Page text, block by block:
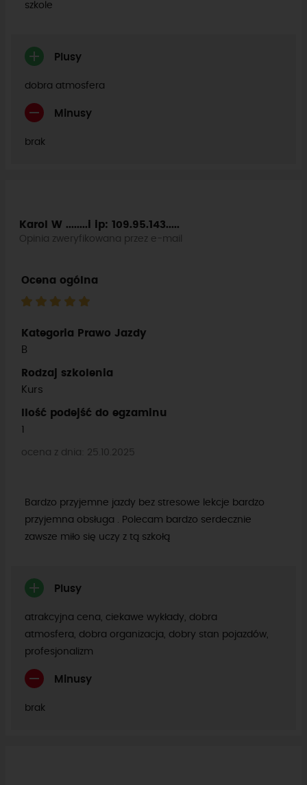
szkole
Plusy
dobra atmosfera
Minusy
brak
Ocena ogólna
Kategoria Prawo Jazdy
B
Rodzaj szkolenia
Kurs
Ilość podejść do egzaminu
1
ocena z dnia: 25.10.2025
Karol W ........i ip: 109.95.143.....
Opinia zweryfikowana przez e-mail
Bardzo przyjemne jazdy bez stresowe lekcje bardzo
przyjemna obsługa . Polecam bardzo serdecznie
zawsze miło się uczy z tą szkołą
Plusy
atrakcyjna cena, ciekawe wykłady, dobra
atmosfera, dobra organizacja, dobry stan pojazdów,
profesjonalizm
Minusy
brak